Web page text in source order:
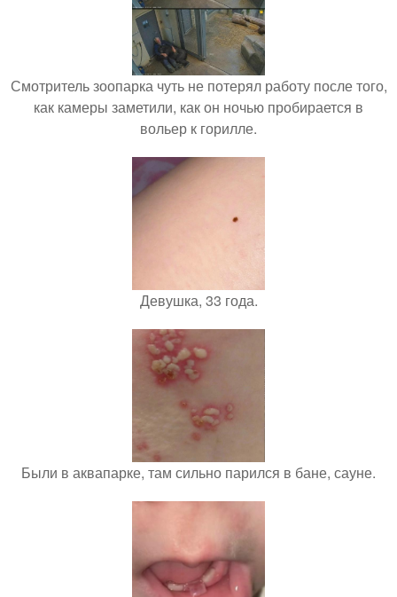
Смотритель зоопарка чуть не потерял работу после того,
как камеры заметили, как он ночью пробирается в
вольер к горилле.
Девушка, 33 года.
Были в аквапарке, там сильно парился в бане, сауне.